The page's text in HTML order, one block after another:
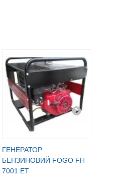
ГЕНЕРАТОР
БЕНЗИНОВИЙ FOGO FH
7001 ET